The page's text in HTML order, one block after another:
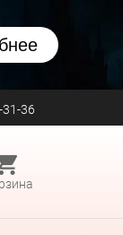
36